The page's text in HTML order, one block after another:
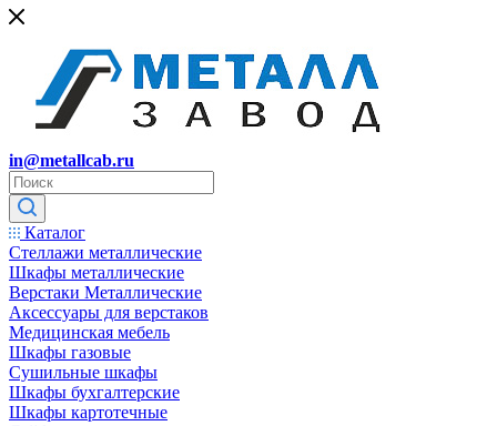
in@metallcab.ru
Каталог
Стеллажи металлические
Шкафы металлические
Верстаки Металлические
Аксессуары для верстаков
Медицинская мебель
Шкафы газовые
Сушильные шкафы
Шкафы бухгалтерские
Шкафы картотечные